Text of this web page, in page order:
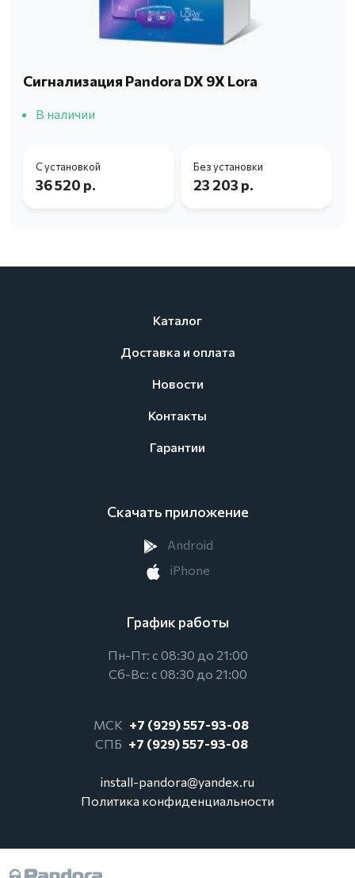
Сигнализация Pandora DX 9X Lora
В наличии
С установкой
36 520 р.
Без установки
23 203 р.
Каталог
Доставка и оплата
Новости
Контакты
Гарантии
Скачать приложение
Android
iPhone
График работы
Пн-Пт: с 08:30 до 21:00
Сб-Вс: с 08:30 до 21:00
МСК +7 (929) 557-93-08
СПБ +7 (929) 557-93-08
install-pandora@yandex.ru
Политика конфиденциальности